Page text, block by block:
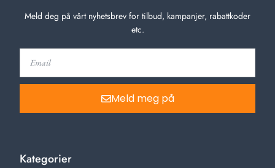
Meld deg på vårt nyhetsbrev for tilbud, kampanjer, rabattkoder
etc.
Meld meg på
Kategorier